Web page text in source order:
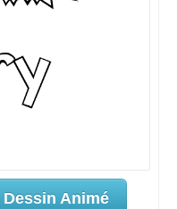
Dessin Animé